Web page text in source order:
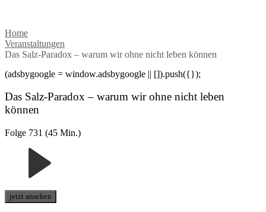
Home
Veranstaltungen
Das Salz-Paradox – warum wir ohne nicht leben können
(adsbygoogle = window.adsbygoogle || []).push({});
Das Salz-Paradox – warum wir ohne nicht leben
können
Folge 731 (45 Min.)
jetzt ansehen